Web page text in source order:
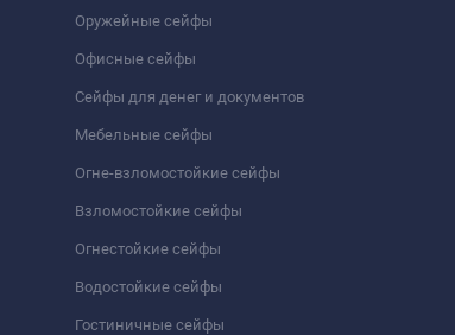
Оружейные сейфы
Офисные сейфы
Сейфы для денег и документов
Мебельные сейфы
Огне-взломостойкие сейфы
Взломостойкие сейфы
Огнестойкие сейфы
Водостойкие сейфы
Гостиничные сейфы